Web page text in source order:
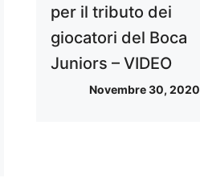
per il tributo dei
giocatori del Boca
Juniors – VIDEO
Novembre 30, 2020